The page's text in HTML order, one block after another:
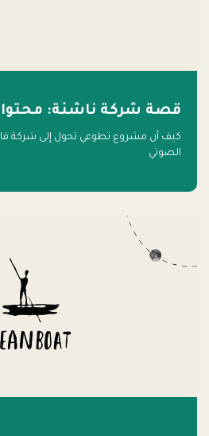
قصة شركة ناشئة:
كيف أن مشروع تطوعي تحول إلى شركة
الصوتي